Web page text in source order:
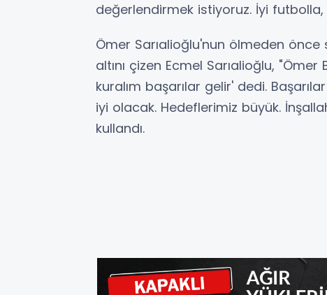
değerlendirmek istiyoruz. İyi
Ömer Sarıalioğlu'nun ölmeden
altını çizen Ecmel Sarıalioğlu,
kuralım başarılar gelir' dedi.
iyi olacak. Hedeflerimiz büyük.
kullandı.